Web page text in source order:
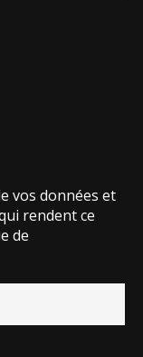
vos données et
rendent ce
de